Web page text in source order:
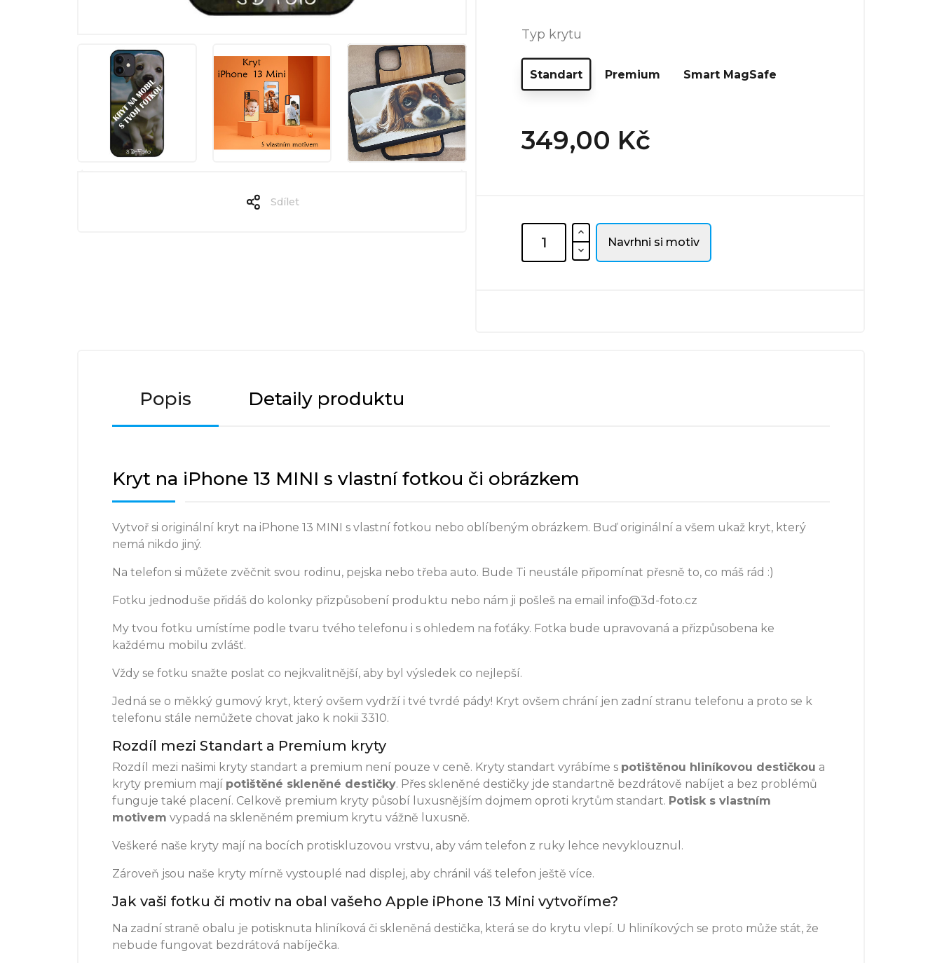
Sdílet
Typ krytu
Standart Premium Smart MagSafe
349,00 Kč
Navrhni si motiv
Popis Detaily produktu
Kryt na iPhone 13 MINI s vlastní fotkou či obrázkem
Vytvoř si originální kryt na iPhone 13 MINI s vlastní fotkou nebo oblíbeným obrázkem. Buď originální a všem ukaž kryt, který
nemá nikdo jiný.
Na telefon si můžete zvěčnit svou rodinu, pejska nebo třeba auto. Bude Ti neustále připomínat přesně to, co máš rád :)
Fotku jednoduše přidáš do kolonky přizpůsobení produktu nebo nám ji pošleš na email info@3d-foto.cz
My tvou fotku umístíme podle tvaru tvého telefonu i s ohledem na foťáky. Fotka bude upravovaná a přizpůsobena ke
každému mobilu zvlášť.
Vždy se fotku snažte poslat co nejkvalitnější, aby byl výsledek co nejlepší.
Jedná se o měkký gumový kryt, který ovšem vydrží i tvé tvrdé pády! Kryt ovšem chrání jen zadní stranu telefonu a proto se k
telefonu stále nemůžete chovat jako k nokii 3310.
Rozdíl mezi Standart a Premium kryty
Rozdíl mezi našimi kryty standart a premium není pouze v ceně. Kryty standart vyrábíme s potištěnou hliníkovou destičkou a
kryty premium mají potištěné skleněné destičky. Přes skleněné destičky jde standartně bezdrátově nabíjet a bez problémů
funguje také placení. Celkově premium kryty působí luxusnějším dojmem oproti krytům standart. Potisk s vlastním
motivem vypadá na skleněném premium krytu vážně luxusně.
Veškeré naše kryty mají na bocích protiskluzovou vrstvu, aby vám telefon z ruky lehce nevyklouznul.
Zároveň jsou naše kryty mírně vystouplé nad displej, aby chránil váš telefon ještě více.
Jak vaši fotku či motiv na obal vašeho Apple iPhone 13 Mini vytvoříme?
Na zadní straně obalu je potisknuta hliníková či skleněná destička, která se do krytu vlepí. U hliníkových se proto může stát, že
nebude fungovat bezdrátová nabíječka.